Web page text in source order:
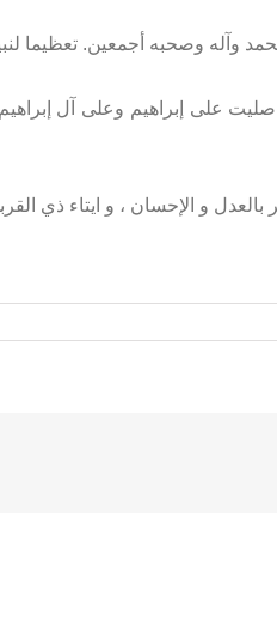
محمد وآله وصحبه أجمعين.
على إبراهيم وعلى آل
بالعدل و الإحسان ، و ايتاء ذي